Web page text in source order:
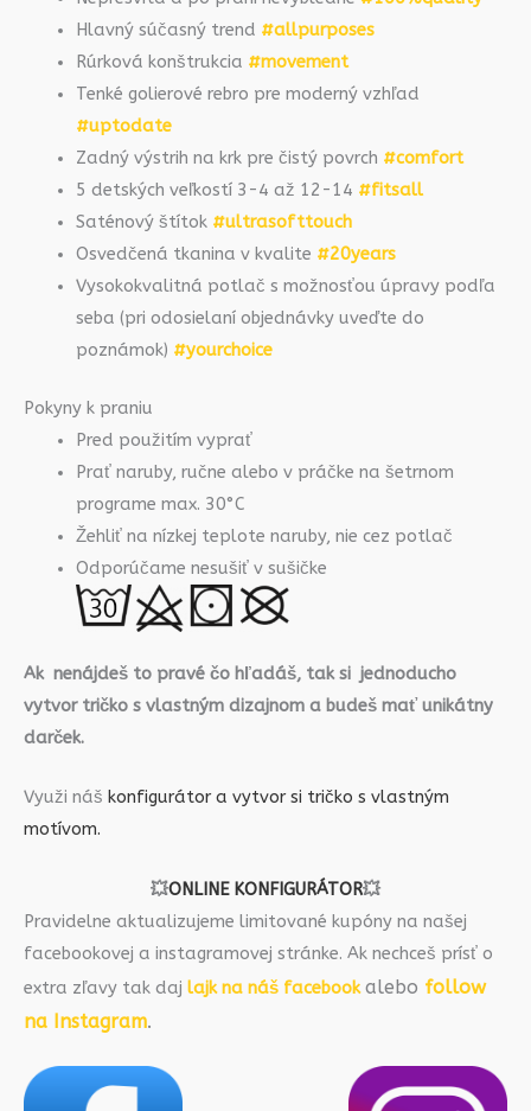
Hlavný súčasný trend #allpurposes
Rúrková konštrukcia #movement
Tenké golierové rebro pre moderný vzhľad
#uptodate
Zadný výstrih na krk pre čistý povrch #comfort
5 detských veľkostí 3-4 až 12-14 #fitsall
Saténový štítok #ultrasofttouch
Osvedčená tkanina v kvalite #20years
Vysokokvalitná potlač s možnosťou úpravy podľa
seba (pri odosielaní objednávky uveďte do
poznámok) #yourchoice
Pokyny k praniu
Pred použitím vyprať
Prať naruby, ručne alebo v práčke na šetrnom
programe max. 30°C
Žehliť na nízkej teplote naruby, nie cez potlač
Odporúčame nesušiť v sušičke
Ak nenájdeš to pravé čo hľadáš, tak si jednoducho
vytvor tričko s vlastným dizajnom a budeš mať unikátny
darček.
Využi náš konfigurátor a vytvor si tričko s vlastným
motívom.
💥ONLINE KONFIGURÁTOR💥
Pravidelne aktualizujeme limitované kupóny na našej
facebookovej a instagramovej stránke. Ak nechceš prísť o
extra zľavy tak daj lajk na náš facebookalebo follow
na Instagram.